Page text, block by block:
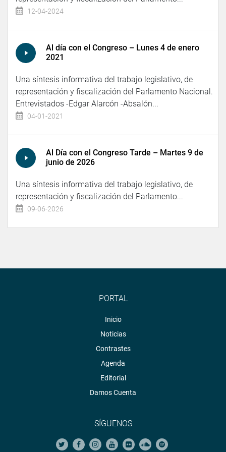
12-04-2024
Al día con el Congreso – Lunes 4 de enero
2021
Una síntesis informativa del trabajo legislativo, de
representación y fiscalización del Parlamento Nacional.
Entrevistados -Edgar Alarcón -Absalón...
04-01-2021
Al Día con el Congreso Tarde – Martes 9 de
junio de 2026
Una síntesis informativa del trabajo legislativo, de
representación y fiscalización del Parlamento...
09-06-2026
PORTAL
Inicio
Noticias
Contrastes
Agenda
Editorial
Damos Cuenta
SÍGUENOS